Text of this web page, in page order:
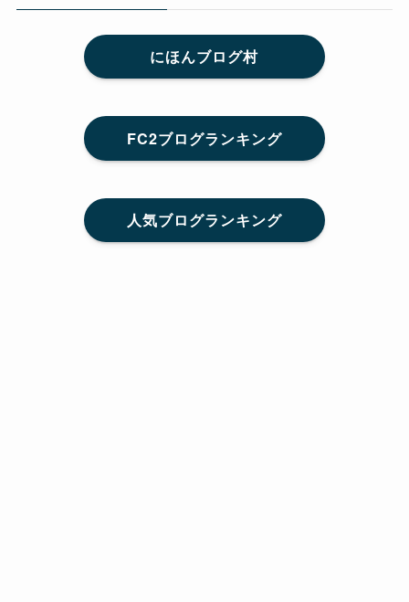
にほんブログ村
FC2ブログランキング
人気ブログランキング